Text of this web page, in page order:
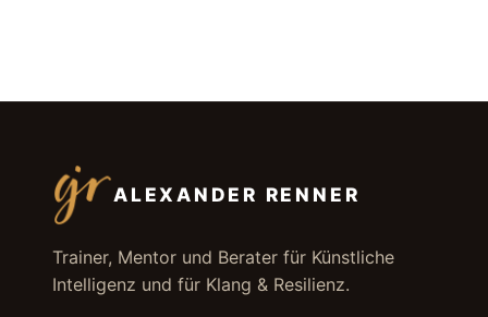
ALEXANDER RENNER
Trainer, Mentor und Berater für Künstliche
Intelligenz und für Klang & Resilienz.